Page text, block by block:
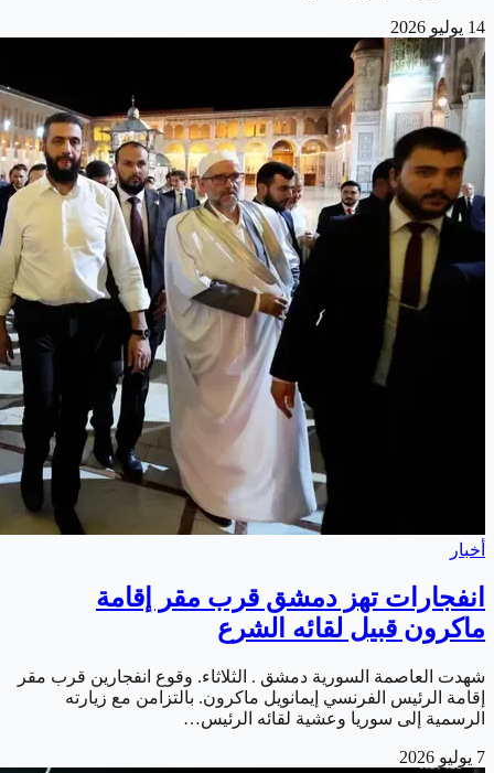
14 يوليو 2026
أخبار
انفجارات تهز دمشق قرب مقر إقامة
ماكرون قبيل لقائه الشرع
شهدت العاصمة السورية دمشق . الثلاثاء. وقوع انفجارين قرب مقر
إقامة الرئيس الفرنسي إيمانويل ماكرون. بالتزامن مع زيارته
الرسمية إلى سوريا وعشية لقائه الرئيس…
7 يوليو 2026